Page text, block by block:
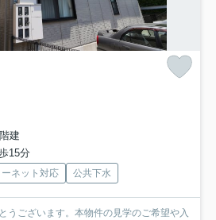
建
15分
ネット対応 公共下水
うございます。本物件の見学のご希望や入